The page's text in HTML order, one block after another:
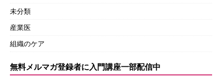
未分類
産業医
組織のケア
無料メルマガ登録者に入門講座一部配信中